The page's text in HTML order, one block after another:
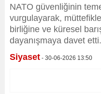
NATO güvenliğinin
vurgulayarak,
birliğine ve küresel
dayanışmaya davet etti.
Siyaset - 30-06-2026 13:50